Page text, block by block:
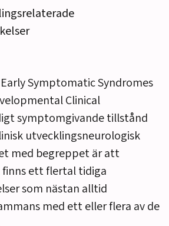
Early Symptomatic Syndromes
Clinical
symptomgivande tillstånd
utvecklingsneurologisk
med begreppet är att
ett flertal tidiga
som nästan alltid
med ett eller flera av de